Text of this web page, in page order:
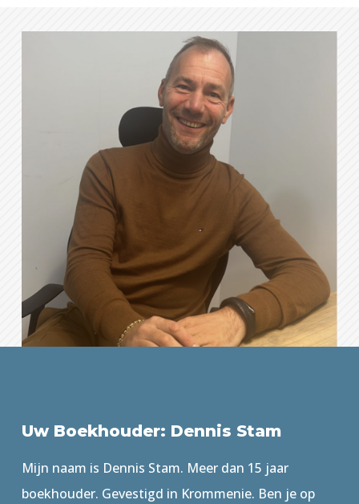
Uw Boekhouder: Dennis Stam
Mijn naam is Dennis Stam. Meer dan 15 jaar
boekhouder. Gevestigd in Krommenie. Ben je op